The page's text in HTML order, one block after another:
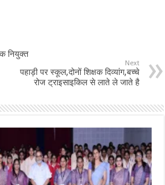
नियुक्त
Next
पहाड़ी पर स्कूल,दोनों शिक्षक दिव्यांग,बच्चे
रोज ट्राइसाइकिल से लाते ले जाते है